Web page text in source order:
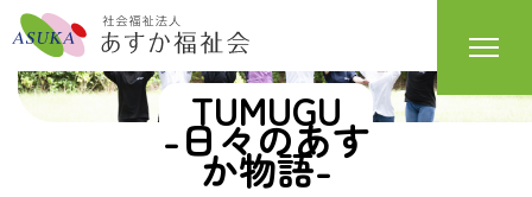
TUMUGU
-日々のあす
か物語-